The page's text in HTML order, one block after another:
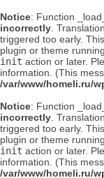
Notice: Function
incorrectly .
triggered too early.
plugin or theme
init action or later.
information. (This
/var/www/homeli.ru/
Notice: Function
incorrectly .
triggered too early.
plugin or theme
init action or later.
information. (This
/var/www/homeli.ru/